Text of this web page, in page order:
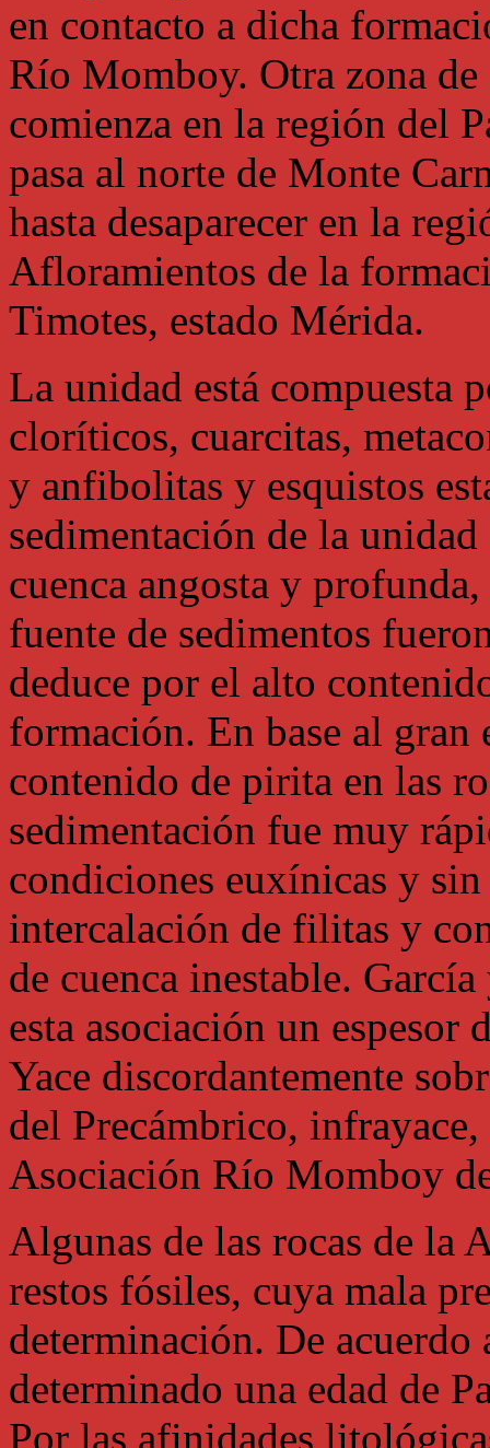
en contacto a dicha
Río Momboy. Otra zona
comienza en la región del
pasa al norte de Monte
hasta desaparecer en la
Afloramientos de la
Timotes, estado Mérida.
La unidad está compuesta
cloríticos, cuarcitas,
y anfibolitas y esquistos
sedimentación de la
cuenca angosta y
fuente de sedimentos
deduce por el alto
formación. En base al
contenido de pirita en las
sedimentación fue muy
condiciones euxínicas y
intercalación de filitas y
de cuenca inestable.
esta asociación un
Yace discordantemente
del Precámbrico,
Asociación Río Momboy
Algunas de las rocas de la
restos fósiles, cuya mala
determinación. De acuerdo
determinado una edad de
Por las afinidades